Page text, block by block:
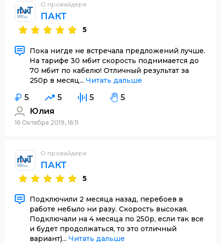
О провайдере
ПАКТ
5
Пока нигде не встречала предложений лучше.
На тарифе 30 мбит скорость поднимается до
70 мбит по кабелю! Отличный результат за
250р в месяц... Читать дальше
5 5 5
5
Юлия
16 Октября 2019, 16:11
О провайдере
ПАКТ
5
Подключили 2 месяца назад, перебоев в
работе небыло ни разу. Скорость высокая.
Подключали на 4 месяца по 250р, если так все
и будет продолжаться, то это отличный
вариант)... Читать дальше